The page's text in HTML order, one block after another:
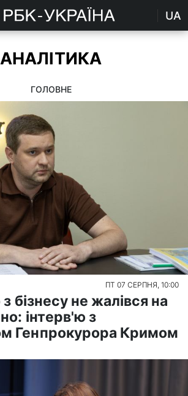
UA
АНАЛІТИКА
ГОЛОВНЕ
ПТ 07 СЕРПНЯ, 10:00
з бізнесу не жалівся на
інтерв'ю з
Генпрокурора Кримом